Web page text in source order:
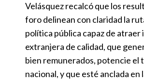
Velásquez recalcó que los
foro delinean con claridad la
política pública capaz de atraer
extranjera de calidad, que
bien remunerados, potencie el
nacional, y que esté anclada en